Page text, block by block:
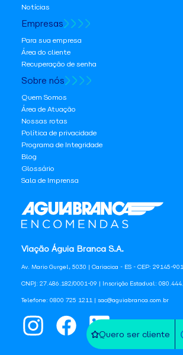
Quero ser cliente
Viação Águia Branca S.A.
Av. Mario Gurgel, 5030 | Cariacica - ES - CEP: 29145-901
CNPJ: 27.486.182/0001-09 | Inscrição Estadual:
Telefone: 0800 725 1211 | sac@aguiabranca.com.br
Notícias
Empresas
Para sua empresa
Área do cliente
Recuperação de senha
Sobre nós
Quem Somos
Área de Atuação
Nossas rotas
Política de privacidade
Programa de Integridade
Blog
Glossário
Sala de Imprensa